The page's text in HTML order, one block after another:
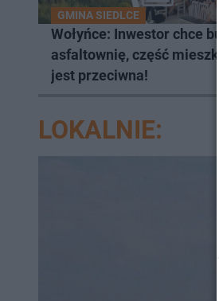
GMINA SIEDLCE
Wołyńce: Inwestor chce
asfaltownię, część
jest przeciwna!
LOKALNIE: